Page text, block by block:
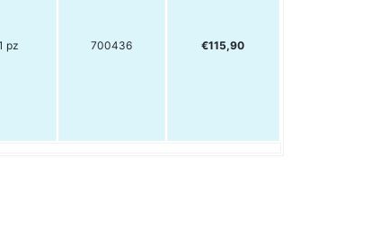
pz 700436 €115,90